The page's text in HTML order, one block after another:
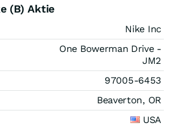
(B) Aktie
Nike Inc
One Bowerman Drive -
JM2
97005-6453
Beaverton, OR
USA